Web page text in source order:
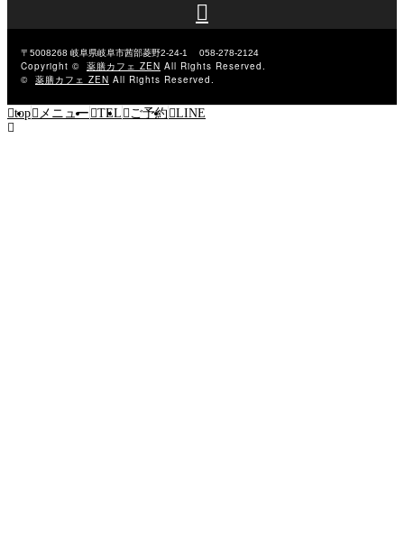

〒5008268 岐阜県岐阜市茜部菱野2-24-1 058-278-2124
Copyright © 薬膳カフェ ZEN All Rights Reserved.
© 薬膳カフェ ZEN All Rights Reserved.
top メニュー TEL ご予約 LINE